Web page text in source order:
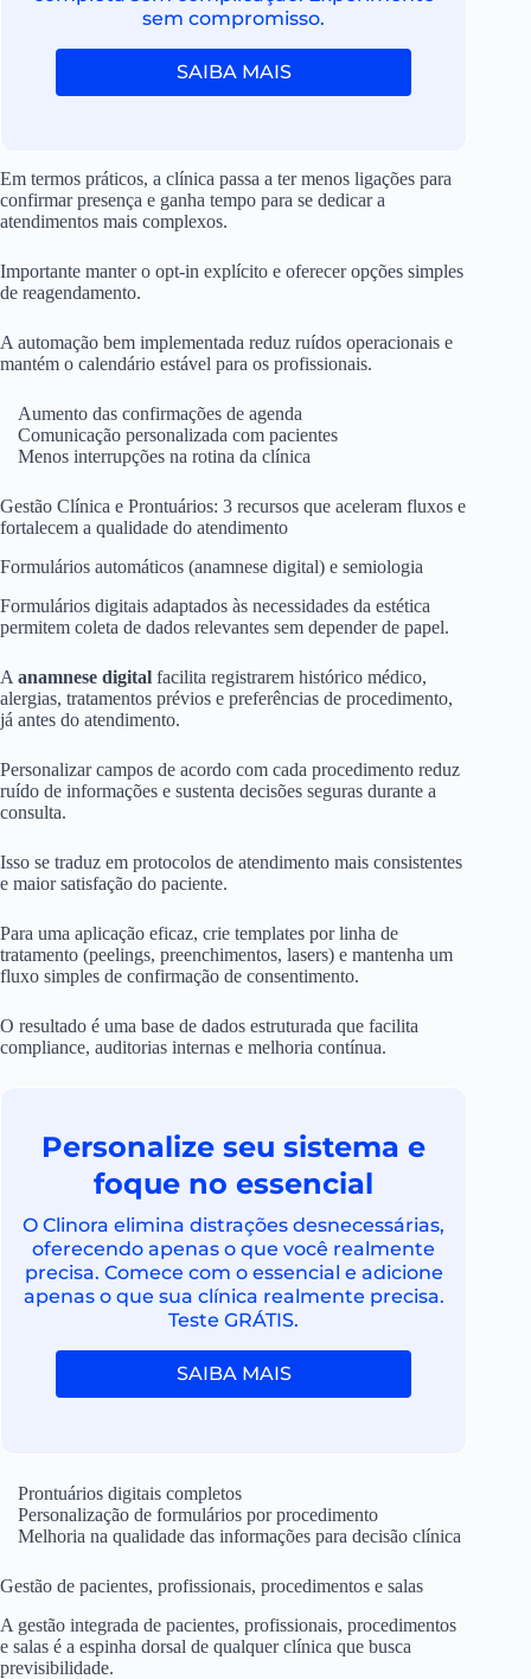
sem compromisso.
SAIBA MAIS
Em termos práticos, a clínica passa a ter menos ligações para
confirmar presença e ganha tempo para se dedicar a
atendimentos mais complexos.
Importante manter o opt-in explícito e oferecer opções simples
de reagendamento.
A automação bem implementada reduz ruídos operacionais e
mantém o calendário estável para os profissionais.
Aumento das confirmações de agenda
Comunicação personalizada com pacientes
Menos interrupções na rotina da clínica
Gestão Clínica e Prontuários: 3 recursos que aceleram fluxos e
fortalecem a qualidade do atendimento
Formulários automáticos (anamnese digital) e semiologia
Formulários digitais adaptados às necessidades da estética
permitem coleta de dados relevantes sem depender de papel.
A anamnese digital facilita registrarem histórico médico,
alergias, tratamentos prévios e preferências de procedimento,
já antes do atendimento.
Personalizar campos de acordo com cada procedimento reduz
ruído de informações e sustenta decisões seguras durante a
consulta.
Isso se traduz em protocolos de atendimento mais consistentes
e maior satisfação do paciente.
Para uma aplicação eficaz, crie templates por linha de
tratamento (peelings, preenchimentos, lasers) e mantenha um
fluxo simples de confirmação de consentimento.
O resultado é uma base de dados estruturada que facilita
compliance, auditorias internas e melhoria contínua.
Personalize seu sistema e
foque no essencial
O Clinora elimina distrações desnecessárias,
oferecendo apenas o que você realmente
precisa. Comece com o essencial e adicione
apenas o que sua clínica realmente precisa.
Teste GRÁTIS.
SAIBA MAIS
Prontuários digitais completos
Personalização de formulários por procedimento
Melhoria na qualidade das informações para decisão clínica
Gestão de pacientes, profissionais, procedimentos e salas
A gestão integrada de pacientes, profissionais, procedimentos
e salas é a espinha dorsal de qualquer clínica que busca
previsibilidade.